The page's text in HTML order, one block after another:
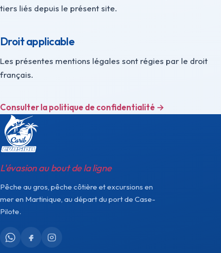
tiers liés depuis le présent site.
Droit applicable
Les présentes mentions légales sont régies par le droit
français.
Consulter la politique de confidentialité →
L'évasion au bout de la ligne
Pêche au gros, pêche côtière et excursions en
mer en Martinique, au départ du port de Case-
Pilote.